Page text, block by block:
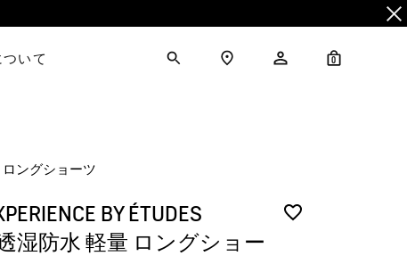
いて 0
ロングショーツ
BY ÉTUDES
湿防水 軽量 ロングショー